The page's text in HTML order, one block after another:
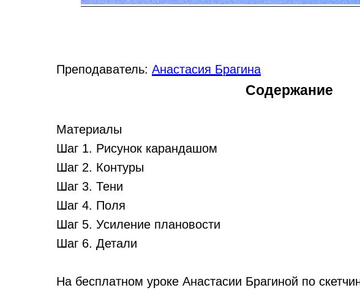
Преподаватель: Анастасия Брагина
Содержание
Материалы
Шаг 1. Рисунок карандашом
Шаг 2. Контуры
Шаг 3. Тени
Шаг 4. Поля
Шаг 5. Усиление плановости
Шаг 6. Детали
На бесплатном уроке Анастасии Брагиной по